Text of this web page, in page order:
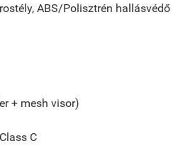
ABS/Polisztrén hallásvédő
+ mesh visor)
C